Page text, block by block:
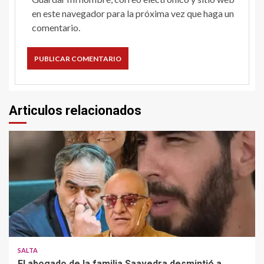
en este navegador para la próxima vez que haga un
comentario.
Articulos relacionados
SALTA